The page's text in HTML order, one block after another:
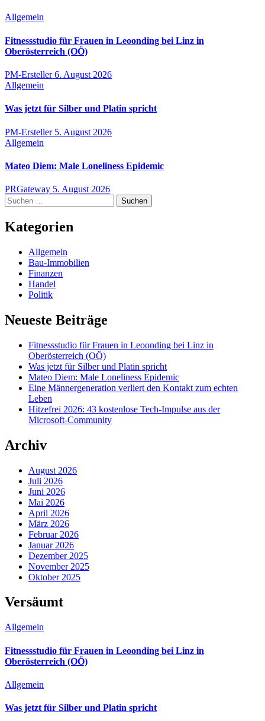
Allgemein
Fitnessstudio für Frauen in Leoonding bei Linz in
Oberösterreich (OÖ)
PM-Ersteller6. August 2026
Allgemein
Was jetzt für Silber und Platin spricht
PM-Ersteller 5. August 2026
Allgemein
Mateo Diem: Male Loneliness Epidemic
PRGateway 5. August 2026
Suchen
nach:
Kategorien
Allgemein
Bau-Immobilien
Finanzen
Handel
Politik
Neueste Beiträge
Fitnessstudio für Frauen in Leoonding bei Linz in
Oberösterreich (OÖ)
Was jetzt für Silber und Platin spricht
Mateo Diem: Male Loneliness Epidemic
Eine Männergeneration verliert den Kontakt zum echten
Leben
Hitzefrei 2026: 43 kostenlose Tech-Impulse aus der
Microsoft-Community
Archiv
August 2026
Juli 2026
Juni 2026
Mai 2026
April 2026
März 2026
Februar 2026
Januar 2026
Dezember 2025
November 2025
Oktober 2025
Versäumt
Allgemein
Fitnessstudio für Frauen in Leoonding bei Linz in
Oberösterreich (OÖ)
Allgemein
Was jetzt für Silber und Platin spricht